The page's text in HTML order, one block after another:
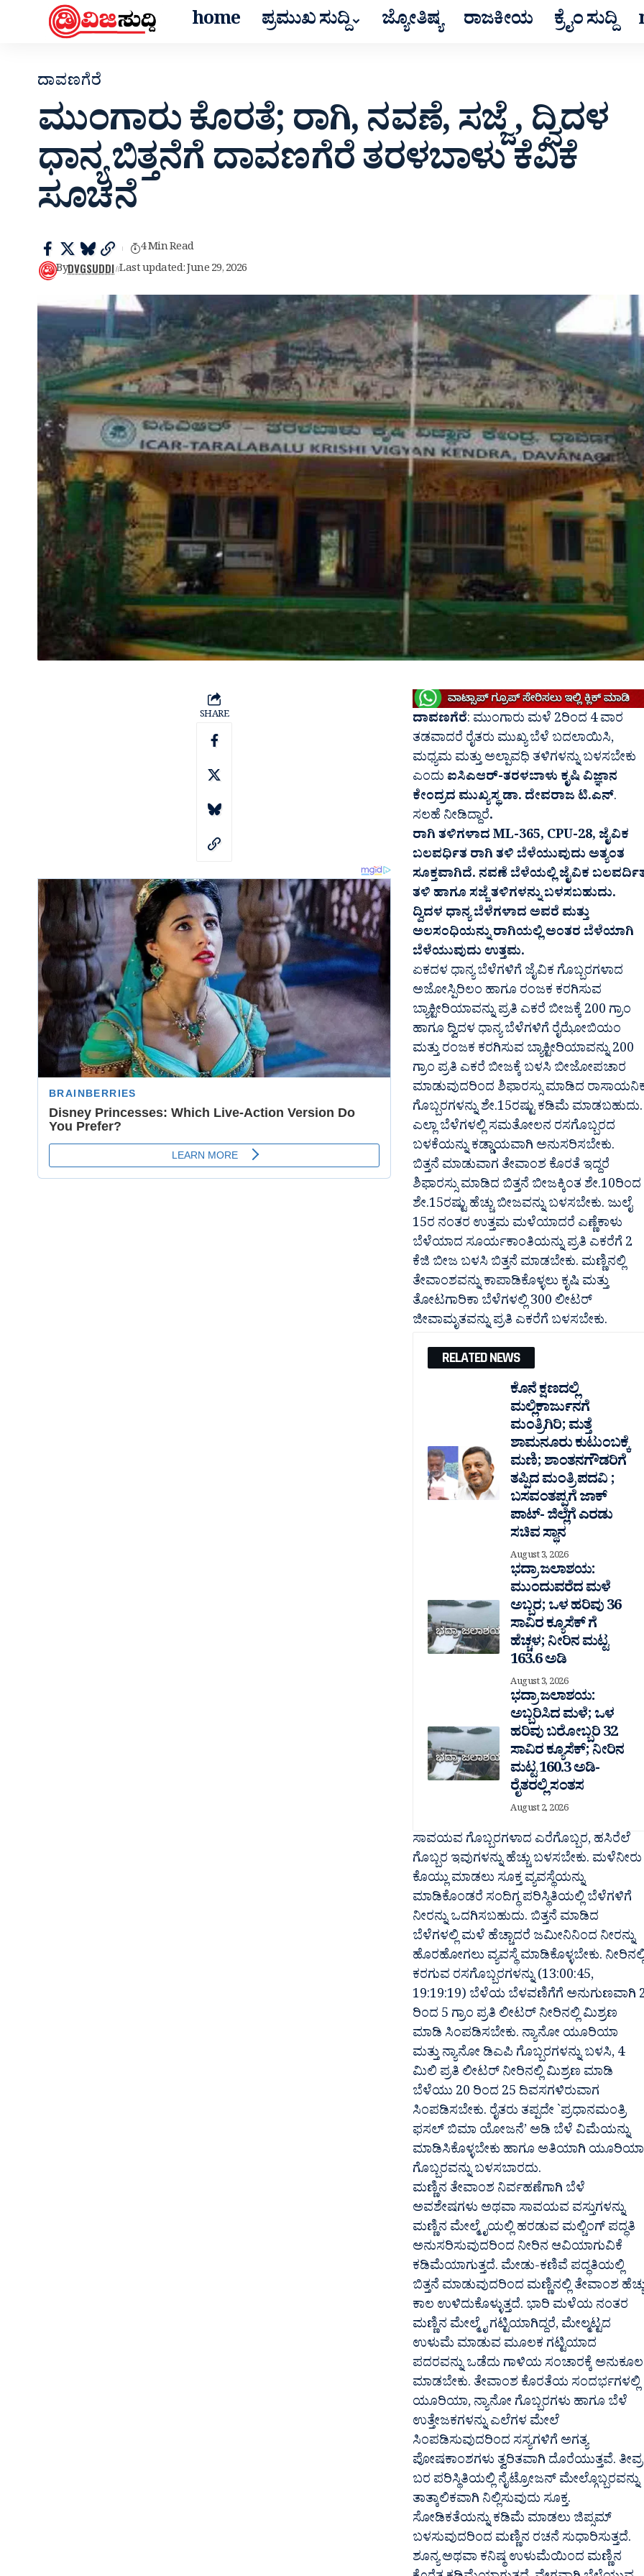
home ಪ್ರಮುಖ ಸುದ್ದಿ ಜ್ಯೋತಿಷ್ಯ ರಾಜಕೀಯ ಕ್ರೈಂ ಸುದ್ದಿ
ದಾವಣಗೆರೆ
ಮುಂಗಾರು ಕೊರತೆ; ರಾಗಿ, ನವಣೆ, ಸಜ್ಜೆ , ದ್ವಿದಳ
ಧಾನ್ಯ ಬಿತ್ತನೆಗೆ ದಾವಣಗೆರೆ ತರಳಬಾಳು ಕೆವಿಕೆ
ಸೂಚನೆ
ByDVGSUDDI Last updated: June 29, 2026
4 Min Read
SHARE ದಾವಣಗೆರೆ: ಮುಂಗಾರು ಮಳೆ 2ರಿಂದ 4 ವಾರ
ತಡವಾದರೆ ರೈತರು ಮುಖ್ಯ ಬೆಳೆ ಬದಲಾಯಿಸಿ,
ಮಧ್ಯಮ ಮತ್ತು ಅಲ್ಪಾವಧಿ ತಳಿಗಳನ್ನು ಬಳಸಬೇಕು
ಎಂದು ಐಸಿಎಆರ್-ತರಳಬಾಳು ಕೃಷಿ ವಿಜ್ಞಾನ
ಕೇಂದ್ರದಮುಖ್ಯಸ್ಥ ಡಾ. ದೇವರಾಜ ಟಿ.ಎನ್.
ಸಲಹೆ ನೀಡಿದ್ದಾರೆ.
ರಾಗಿ ತಳಿಗಳಾದ ML-365, CPU-28, ಜೈವಿಕ
ಬಲವರ್ಧಿತ ರಾಗಿ ತಳಿ ಬೆಳೆಯುವುದು ಅತ್ಯಂತ
ಸೂಕ್ತವಾಗಿದೆ. ನವಣೆ ಬೆಳೆಯಲ್ಲಿ ಜೈವಿಕ
ತಳಿ ಹಾಗೂ ಸಜ್ಜೆ ತಳಿಗಳನ್ನು ಬಳಸಬಹುದು.
ದ್ವಿದಳ ಧಾನ್ಯ ಬೆಳೆಗಳಾದ ಅವರೆ ಮತ್ತು
ಅಲಸಂಧಿಯನ್ನು ರಾಗಿಯಲ್ಲಿ ಅಂತರ ಬೆಳೆಯಾಗಿ
ಬೆಳೆಯುವುದು ಉತ್ತಮ.
ಏಕದಳ ಧಾನ್ಯ ಬೆಳೆಗಳಿಗೆ ಜೈವಿಕ ಗೊಬ್ಬರಗಳಾದ
ಅಜೋಸ್ಪಿರಿಲಂ ಹಾಗೂ ರಂಜಕ ಕರಗಿಸುವ
ಬ್ಯಾಕ್ಟೀರಿಯಾವನ್ನು ಪ್ರತಿ ಎಕರೆ ಬೀಜಕ್ಕೆ 200 ಗ್ರಾಂ
ಹಾಗೂ ದ್ವಿದಳ ಧಾನ್ಯ ಬೆಳೆಗಳಿಗೆ ರೈಝೋಬಿಯಂ
ಮತ್ತು ರಂಜಕ ಕರಗಿಸುವ ಬ್ಯಾಕ್ಟೀರಿಯಾವನ್ನು 200
ಗ್ರಾಂ ಪ್ರತಿ ಎಕರೆ ಬೀಜಕ್ಕೆ ಬಳಸಿ ಬೀಜೋಪಚಾರ
ಮಾಡುವುದರಿಂದ ಶಿಫಾರಸ್ಸು ಮಾಡಿದ
ಗೊಬ್ಬರಗಳನ್ನು ಶೇ.15ರಷ್ಟು ಕಡಿಮೆ ಮಾಡಬಹುದು.
ಎಲ್ಲಾ ಬೆಳೆಗಳಲ್ಲಿ ಸಮತೋಲನ ರಸಗೊಬ್ಬರದ
ಬಳಕೆಯನ್ನು ಕಡ್ಡಾಯವಾಗಿ ಅನುಸರಿಸಬೇಕು.
ಬಿತ್ತನೆ ಮಾಡುವಾಗ ತೇವಾಂಶ ಕೊರತೆ ಇದ್ದರೆ
ಶಿಫಾರಸ್ಸು ಮಾಡಿದ ಬಿತ್ತನೆ ಬೀಜಕ್ಕಿಂತ ಶೇ.10ರಿಂದ
ಶೇ.15ರಷ್ಟು ಹೆಚ್ಚು ಬೀಜವನ್ನು ಬಳಸಬೇಕು. ಜುಲೈ
15ರ ನಂತರ ಉತ್ತಮ ಮಳೆಯಾದರೆ ಎಣ್ಣೆಕಾಳು
ಬೆಳೆಯಾದ ಸೂರ್ಯಕಾಂತಿಯನ್ನು ಪ್ರತಿ ಎಕರೆಗೆ 2
ಕೆಜಿ ಬೀಜ ಬಳಸಿ ಬಿತ್ತನೆ ಮಾಡಬೇಕು. ಮಣ್ಣಿನಲ್ಲಿ
ತೇವಾಂಶವನ್ನು ಕಾಪಾಡಿಕೊಳ್ಳಲು ಕೃಷಿ ಮತ್ತು
ತೋಟಗಾರಿಕಾ ಬೆಳೆಗಳಲ್ಲಿ 300 ಲೀಟರ್
ಜೀವಾಮೃತವನ್ನು ಪ್ರತಿ ಎಕರೆಗೆ ಬಳಸಬೇಕು.
RELATED NEWS
ಕೊನೆ ಕ್ಷಣದಲ್ಲಿ
ಮಲ್ಲಿಕಾರ್ಜುನಗೆ
ಮಂತ್ರಿಗಿರಿ; ಮತ್ತೆ
ಶಾಮನೂರು ಕುಟುಂಬಕ್ಕೆ
ಮಣಿ; ಶಾಂತನಗೌಡರಿಗೆ
ತಪ್ಪಿದ ಮಂತ್ರಿ ಪದವಿ ;
ಬಸವಂತಪ್ಪಗೆ ಜಾಕ್
ಪಾಟ್- ಜಿಲ್ಲೆಗೆ ಎರಡು
ಸಚಿವ ಸ್ಥಾನ
August 3, 2026
ಭದ್ರಾ ಜಲಾಶಯ:
ಮುಂದುವರೆದ ಮಳೆ
ಅಬ್ಬರ; ಒಳ ಹರಿವು 36
ಸಾವಿರ‌ ಕ್ಯೂಸೆಕ್ ಗೆ
ಹೆಚ್ಚಳ; ನೀರಿನ ಮಟ್ಟ
163.6 ಅಡಿ
August 3, 2026
ಭದ್ರಾ ಜಲಾಶಯ:
ಅಬ್ಬರಿಸಿದ ಮಳೆ; ಒಳ
ಹರಿವು ಬರೋಬ್ಬರಿ 32
ಸಾವಿರ‌ ಕ್ಯೂಸೆಕ್; ನೀರಿನ
ಮಟ್ಟ 160.3 ಅಡಿ-
ರೈತರಲ್ಲಿ ಸಂತಸ
August 2, 2026
ಸಾವಯವ ಗೊಬ್ಬರಗಳಾದ ಎರೆಗೊಬ್ಬರ, ಹಸಿರೆಲೆ
ಗೊಬ್ಬರ ಇವುಗಳನ್ನು ಹೆಚ್ಚು ಬಳಸಬೇಕು. ಮಳೆನೀರು
ಕೊಯ್ಲು ಮಾಡಲು ಸೂಕ್ತ ವ್ಯವಸ್ಥೆಯನ್ನು
ಮಾಡಿಕೊಂಡರೆ ಸಂದಿಗ್ಧ ಪರಿಸ್ಥಿತಿಯಲ್ಲಿ ಬೆಳೆಗಳಿಗೆ
ನೀರನ್ನು ಒದಗಿಸಬಹುದು. ಬಿತ್ತನೆ ಮಾಡಿದ
ಬೆಳೆಗಳಲ್ಲಿ ಮಳೆ ಹೆಚ್ಚಾದರೆ ಜಮೀನಿನಿಂದ ನೀರನ್ನು
ಹೊರಹೋಗಲು ವ್ಯವಸ್ಥೆ ಮಾಡಿಕೊಳ್ಳಬೇಕು.
ಕರಗುವ ರಸಗೊಬ್ಬರಗಳನ್ನು (13:00:45,
19:19:19) ಬೆಳೆಯ ಬೆಳವಣಿಗೆಗೆ ಅನುಗುಣವಾಗಿ
ರಿಂದ 5 ಗ್ರಾಂ ಪ್ರತಿ ಲೀಟರ್ ನೀರಿನಲ್ಲಿ ಮಿಶ್ರಣ
ಮಾಡಿ ಸಿಂಪಡಿಸಬೇಕು. ನ್ಯಾನೋ ಯೂರಿಯಾ
ಮತ್ತು ನ್ಯಾನೋ ಡಿಎಪಿ ಗೊಬ್ಬರಗಳನ್ನು ಬಳಸಿ, 4
ಮಿಲಿ ಪ್ರತಿ ಲೀಟರ್ ನೀರಿನಲ್ಲಿ ಮಿಶ್ರಣ ಮಾಡಿ
ಬೆಳೆಯು 20 ರಿಂದ 25 ದಿವಸಗಳಿರುವಾಗ
ಸಿಂಪಡಿಸಬೇಕು. ರೈತರು ತಪ್ಪದೇ `ಪ್ರಧಾನಮಂತ್ರಿ
ಫಸಲ್ ಬಿಮಾ ಯೋಜನೆ’ ಅಡಿ ಬೆಳೆ ವಿಮೆಯನ್ನು
ಮಾಡಿಸಿಕೊಳ್ಳಬೇಕು ಹಾಗೂ ಅತಿಯಾಗಿ ಯೂರಿಯಾ
ಗೊಬ್ಬರವನ್ನು ಬಳಸಬಾರದು.
ಮಣ್ಣಿನ ತೇವಾಂಶ ನಿರ್ವಹಣೆಗಾಗಿ ಬೆಳೆ
ಅವಶೇಷಗಳು ಅಥವಾ ಸಾವಯವ ವಸ್ತುಗಳನ್ನು
ಮಣ್ಣಿನ ಮೇಲ್ಮೈಯಲ್ಲಿ ಹರಡುವ ಮಲ್ಚಿಂಗ್ ಪದ್ಧತಿ
ಅನುಸರಿಸುವುದರಿಂದ ನೀರಿನ ಆವಿಯಾಗುವಿಕೆ
ಕಡಿಮೆಯಾಗುತ್ತದೆ. ಮೇಡು-ಕಣಿವೆ ಪದ್ಧತಿಯಲ್ಲಿ
ಬಿತ್ತನೆ ಮಾಡುವುದರಿಂದ ಮಣ್ಣಿನಲ್ಲಿ ತೇವಾಂಶ
ಕಾಲ ಉಳಿದುಕೊಳ್ಳುತ್ತದೆ. ಭಾರಿ ಮಳೆಯ ನಂತರ
ಮಣ್ಣಿನ ಮೇಲ್ಮೈ ಗಟ್ಟಿಯಾಗಿದ್ದರೆ, ಮೇಲ್ಮಟ್ಟದ
ಉಳುಮೆ ಮಾಡುವ ಮೂಲಕ ಗಟ್ಟಿಯಾದ
ಪದರವನ್ನು ಒಡೆದು ಗಾಳಿಯ ಸಂಚಾರಕ್ಕೆ ಅನುಕೂಲ
ಮಾಡಬೇಕು. ತೇವಾಂಶ ಕೊರತೆಯ ಸಂದರ್ಭಗಳಲ್ಲಿ
ಯೂರಿಯಾ, ನ್ಯಾನೋ ಗೊಬ್ಬರಗಳು ಹಾಗೂ ಬೆಳೆ
ಉತ್ತೇಜಕಗಳನ್ನು ಎಲೆಗಳ ಮೇಲೆ
ಸಿಂಪಡಿಸುವುದರಿಂದ ಸಸ್ಯಗಳಿಗೆ ಅಗತ್ಯ
ಪೋಷಕಾಂಶಗಳು ತ್ವರಿತವಾಗಿ ದೊರೆಯುತ್ತವೆ. ತೀವ್ರ
ಬರ ಪರಿಸ್ಥಿತಿಯಲ್ಲಿ ನೈಟ್ರೋಜನ್ ಮೇಲ್ಗೊಬ್ಬರವನ್ನು
ತಾತ್ಕಾಲಿಕವಾಗಿ ನಿಲ್ಲಿಸುವುದು ಸೂಕ್ತ.
ಸೋಡಿಕತೆಯನ್ನು ಕಡಿಮೆ ಮಾಡಲು ಜಿಪ್ಸಮ್
ಬಳಸುವುದರಿಂದ ಮಣ್ಣಿನ ರಚನೆ ಸುಧಾರಿಸುತ್ತದೆ.
ಶೂನ್ಯ ಅಥವಾ ಕನಿಷ್ಠ ಉಳುಮೆಯಿಂದ ಮಣ್ಣಿನ